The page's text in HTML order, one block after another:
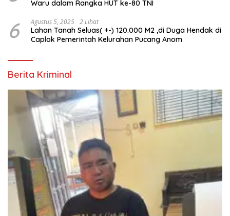
6 Agustus 5, 2025 2 Lihat
Lahan Tanah Seluas( +-) 120.000 M2 ,di Duga Hendak di
Caplok Pemerintah Kelurahan Pucang Anom
Berita Kriminal